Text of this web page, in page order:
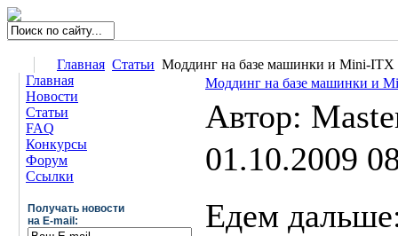
Главная Статьи Моддинг на базе машинки и Mini-ITX
Главная
Новости
Статьи
FAQ
Конкурсы
Форум
Ссылки
Получать новости
на E-mail:
Моддинг на базе машинки и
Автор:
01.10.2009
Едем